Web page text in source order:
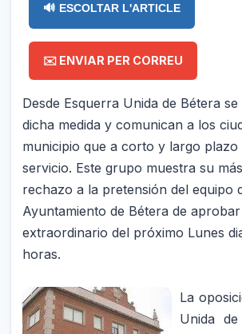
🔊 ESCOLTAR L'ARTICLE
✉️ ENVIAR PER CORREU
Desde Esquerra Unida de Bétera
dicha medida y comunican a los
municipio que a corto y largo
servicio. Este grupo muestra su
rechazo a la pretensión del equipo
Ayuntamiento de Bétera de
extraordinario del próximo Lunes
horas.
La
Unida